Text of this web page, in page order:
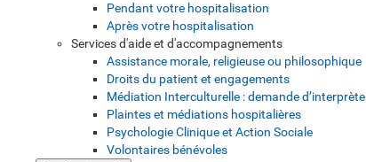
Pendant votre hospitalisation
Après votre hospitalisation
Services d'aide et d'accompagnements
Assistance morale, religieuse ou philosophique
Droits du patient et engagements
Médiation Interculturelle : demande d’interprète
Plaintes et médiations hospitalières
Psychologie Clinique et Action Sociale
Volontaires bénévoles